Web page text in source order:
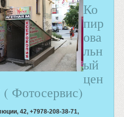
Ко
пир
ова
льн
ый
цен
Фотосервис)
42, +7978-208-38-71,